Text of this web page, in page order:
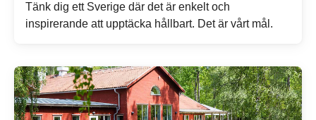
Tänk dig ett Sverige där det är enkelt och
inspirerande att upptäcka hållbart. Det är vårt mål.